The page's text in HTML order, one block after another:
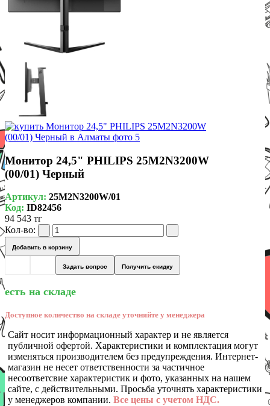
Монитор 24,5" PHILIPS 25M2N3200W
(00/01) Черный
Артикул: 25M2N3200W/01
Код: ID82456
94 543 тг
Кол-во:
Добавить в корзину
Задать вопрос Получить скидку
есть на складе
Доступное количество на складе уточняйте у менеджера
Сайт носит информационный характер и не является
публичной офертой. Характеристики и комплектация могут
изменяться производителем без предупреждения. Интернет-
магазин не несет ответственности за частичное
несоответсвие характеристик и фото, указанных на нашем
сайте, с действительными. Просьба уточнять характеристики
у менеджеров компании. Все цены с учетом НДС.